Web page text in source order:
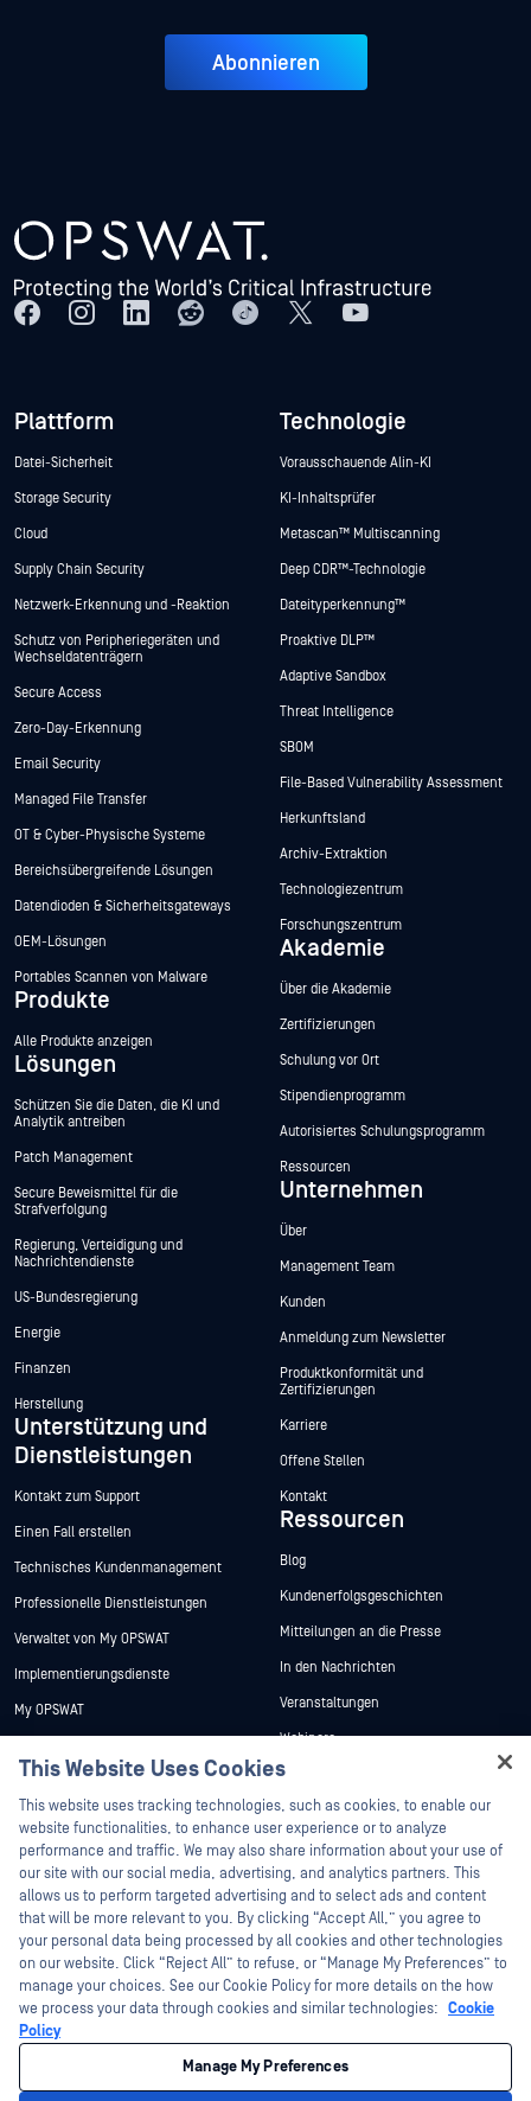
Abonnieren
Plattform
Datei-Sicherheit
Storage Security
Cloud
Supply Chain Security
Netzwerk-Erkennung und -Reaktion
Schutz von Peripheriegeräten und
Wechseldatenträgern
Secure Access
Zero-Day-Erkennung
Email Security
Managed File Transfer
OT & Cyber-Physische Systeme
Bereichsübergreifende Lösungen
Datendioden & Sicherheitsgateways
OEM-Lösungen
Portables Scannen von Malware
Produkte
Alle Produkte anzeigen
Lösungen
Schützen Sie die Daten, die KI und
Analytik antreiben
Patch Management
Secure Beweismittel für die
Strafverfolgung
Regierung, Verteidigung und
Nachrichtendienste
US-Bundesregierung
Energie
Finanzen
Herstellung
Unterstützung und
Dienstleistungen
Kontakt zum Support
Einen Fall erstellen
Technisches Kundenmanagement
Professionelle Dienstleistungen
Verwaltet von My OPSWAT
Implementierungsdienste
My OPSWAT
Programm zur Behebung von
Sicherheitslücken
Partners
Zertifizierung
Technologie-Partner
Partner Programm
Technologie
Vorausschauende Alin-KI
KI-Inhaltsprüfer
Metascan™ Multiscanning
Deep CDR™-Technologie
Dateityperkennung™
Proaktive DLP™
Adaptive Sandbox
Threat Intelligence
SBOM
File-Based Vulnerability Assessment
Herkunftsland
Archiv-Extraktion
Technologiezentrum
Forschungszentrum
Akademie
Über die Akademie
Zertifizierungen
Schulung vor Ort
Stipendienprogramm
Autorisiertes Schulungsprogramm
Ressourcen
Unternehmen
Über
Management Team
Kunden
Anmeldung zum Newsletter
Produktkonformität und
Zertifizierungen
Karriere
Offene Stellen
Kontakt
Ressourcen
Blog
Kundenerfolgsgeschichten
Mitteilungen an die Presse
In den Nachrichten
Veranstaltungen
Webinare
Datenblätter
Weiße Papiere
Kostenlose Tools
©2026 OPSWAT . Alle Rechte vorbehalten. OPSWAT, MetaDefender, Metascan,
MetaAccess, das OPSWAT , Trust no File. Trust No Device., OPSWAT , Protecting the
World's Critical Infrastructure, Deep CDR™ Technology, InQuest, das InQuest-Logo,
DFI, RetroHunt, Deep File Inspection und Join the Hunt sind Marken von OPSWAT .
Marken von Drittanbietern sind Eigentum ihrer jeweiligen Inhaber.
This Website Uses Cookies
This website uses tracking technologies, such as cookies, to enable our
website functionalities, to enhance user experience or to analyze
performance and traffic. We may also share information about your use of
our site with our social media, advertising, and analytics partners. This
allows us to perform targeted advertising and to select ads and content
that will be more relevant to you. By clicking “Accept All,” you agree to
your personal data being processed by all cookies and other technologies
on our website. Click “Reject All” to refuse, or “Manage My Preferences” to
manage your choices. See our Cookie Policy for more details on the how
we process your data through cookies and similar technologies: Cookie
Policy
Manage My Preferences
Hey there!
I'm Ozzy, your OPSWAT virtual assistant.
How can I help you secure what's critical
today?